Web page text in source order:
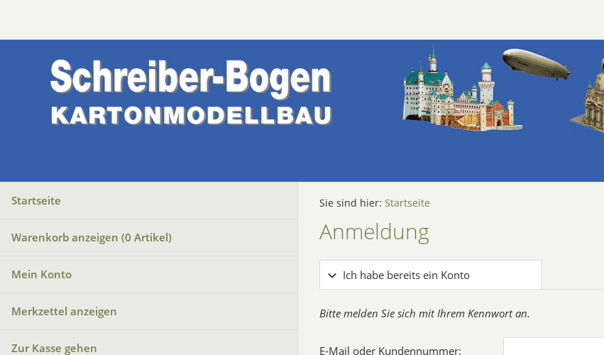
Startseite
Warenkorb anzeigen (0 Artikel)
Mein Konto
Merkzettel anzeigen
Zur Kasse gehen
Sie sind hier: Startseite
Anmeldung
Ich habe bereits ein Konto
Bitte melden Sie sich mit Ihrem Kennwort an.
E-Mail oder Kundennummer: